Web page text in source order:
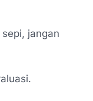
jangan